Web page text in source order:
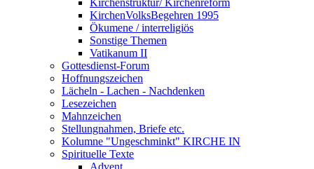
Kirchenstruktur/ Kirchenreform
KirchenVolksBegehren 1995
Ökumene / interreligiös
Sonstige Themen
Vatikanum II
Gottesdienst-Forum
Hoffnungszeichen
Lächeln - Lachen - Nachdenken
Lesezeichen
Mahnzeichen
Stellungnahmen, Briefe etc.
Kolumne "Ungeschminkt" KIRCHE IN
Spirituelle Texte
Advent